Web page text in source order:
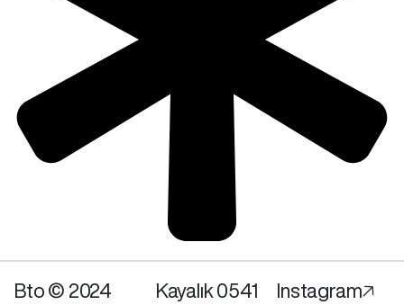
Bto © 2024
Kayalık 0541
Instagram🡥